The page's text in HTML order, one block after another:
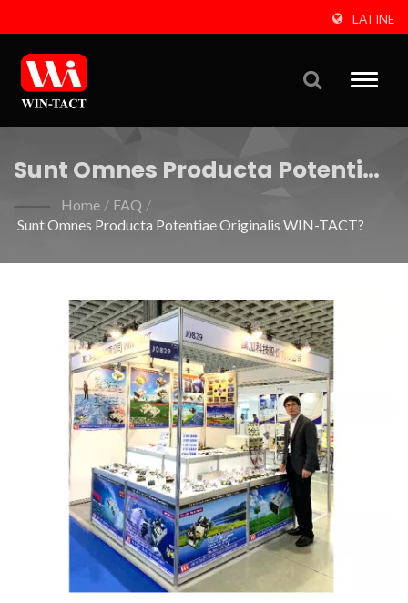
LATINE
Toggle
Sunt Omnes Producta Potentiae
Originalis WIN-TACT?
Home / FAQ /
Sunt Omnes Producta Potentiae Originalis WIN-TACT?